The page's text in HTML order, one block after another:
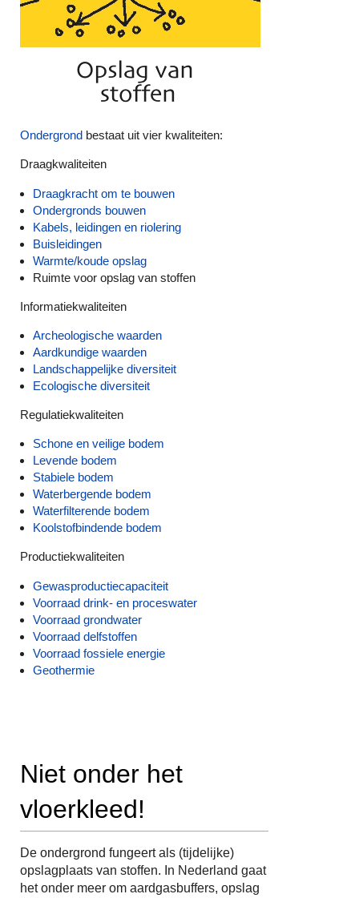
Ondergrond bestaat uit vier kwaliteiten:
Draagkwaliteiten
Draagkracht om te bouwen
Ondergronds bouwen
Kabels, leidingen en riolering
Buisleidingen
Warmte/koude opslag
Ruimte voor opslag van stoffen
Informatiekwaliteiten
Archeologische waarden
Aardkundige waarden
Landschappelijke diversiteit
Ecologische diversiteit
Regulatiekwaliteiten
Schone en veilige bodem
Levende bodem
Stabiele bodem
Waterbergende bodem
Waterfilterende bodem
Koolstofbindende bodem
Productiekwaliteiten
Gewasproductiecapaciteit
Voorraad drink- en proceswater
Voorraad grondwater
Voorraad delfstoffen
Voorraad fossiele energie
Geothermie
Niet onder het
vloerkleed!
De ondergrond fungeert als (tijdelijke)
opslagplaats van stoffen. In Nederland gaat
het onder meer om aardgasbuffers, opslag